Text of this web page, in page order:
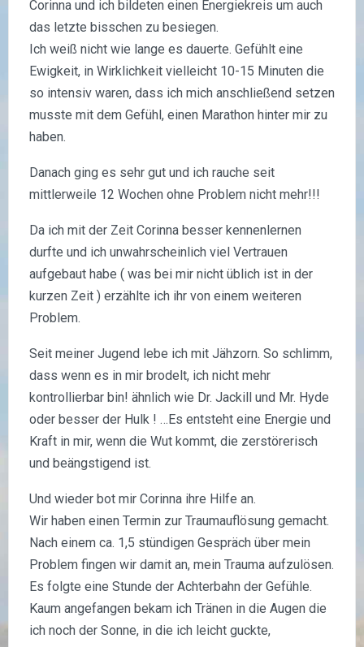
Corinna und ich bildeten einen Energiekreis um auch
das letzte bisschen zu besiegen.
Ich weiß nicht wie lange es dauerte. Gefühlt eine
Ewigkeit, in Wirklichkeit vielleicht 10-15 Minuten die
so intensiv waren, dass ich mich anschließend setzen
musste mit dem Gefühl, einen Marathon hinter mir zu
haben.
Danach ging es sehr gut und ich rauche seit
mittlerweile 12 Wochen ohne Problem nicht mehr!!!
Da ich mit der Zeit Corinna besser kennenlernen
durfte und ich unwahrscheinlich viel Vertrauen
aufgebaut habe ( was bei mir nicht üblich ist in der
kurzen Zeit ) erzählte ich ihr von einem weiteren
Problem.
Seit meiner Jugend lebe ich mit Jähzorn. So schlimm,
dass wenn es in mir brodelt, ich nicht mehr
kontrollierbar bin! ähnlich wie Dr. Jackill und Mr. Hyde
oder besser der Hulk ! …Es entsteht eine Energie und
Kraft in mir, wenn die Wut kommt, die zerstörerisch
und beängstigend ist.
Und wieder bot mir Corinna ihre Hilfe an.
Wir haben einen Termin zur Traumauflösung gemacht.
Nach einem ca. 1,5 stündigen Gespräch über mein
Problem fingen wir damit an, mein Trauma aufzulösen.
Es folgte eine Stunde der Achterbahn der Gefühle.
Kaum angefangen bekam ich Tränen in die Augen die
ich noch der Sonne, in die ich leicht guckte,